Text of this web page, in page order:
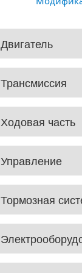
Двигатель
Трансмиссия
Ходовая часть
Управление
Тормозная